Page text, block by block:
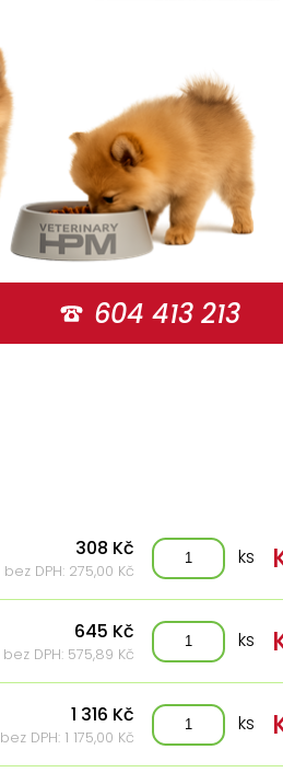
604 413 213
308 Kč
bez DPH: 275,00 Kč
ks
645 Kč
bez DPH: 575,89 Kč
ks
1 316 Kč
bez DPH: 1 175,00 Kč
ks